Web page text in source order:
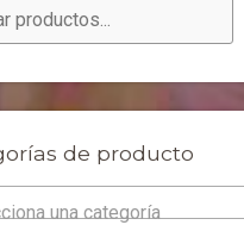
de producto
una categoría